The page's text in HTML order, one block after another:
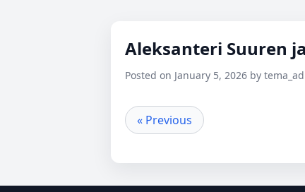
Aleksanteri Suuren
Posted on January 5, 2026 by
« Previous